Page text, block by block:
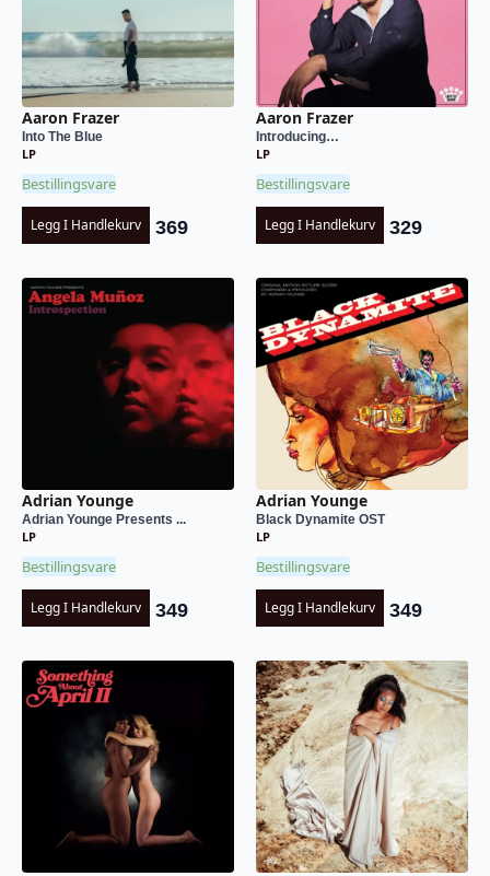
Aaron Frazer
Into The Blue
LP
Bestillingsvare
Legg I Handlekurv 369
Aaron Frazer
Introducing…
LP
Bestillingsvare
Legg I Handlekurv 329
Adrian Younge
Adrian Younge Presents ...
LP
Bestillingsvare
Legg I Handlekurv 349
Adrian Younge
Black Dynamite OST
LP
Bestillingsvare
Legg I Handlekurv 349